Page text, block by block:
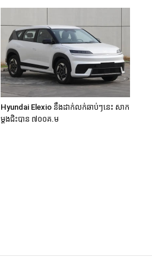
Hyundai Elexio នឹងដាក់លក់ឆាប់ៗនេះ សាក
ម្តងជិះបាន ៧០០គ.ម